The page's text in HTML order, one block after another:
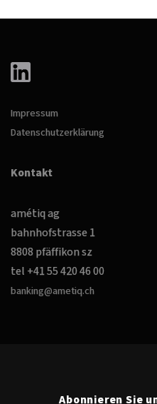
Impressum
Datenschutzerklärung
Kontakt
amétiq ag
bahnhofstrasse 1
8808 pfäffikon sz
tel +41 55 420 46 00
banking@ametiq.ch
Abonnieren Sie